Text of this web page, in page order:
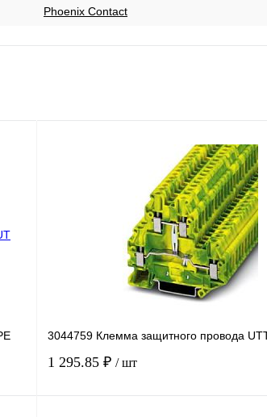
Phoenix Contact
3044759 Клемма защитного провода
1 295.85 ₽ / шт